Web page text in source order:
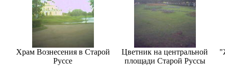
Храм Вознесения в Старой
Руссе
Цветник на центральной
площади Старой Руссы